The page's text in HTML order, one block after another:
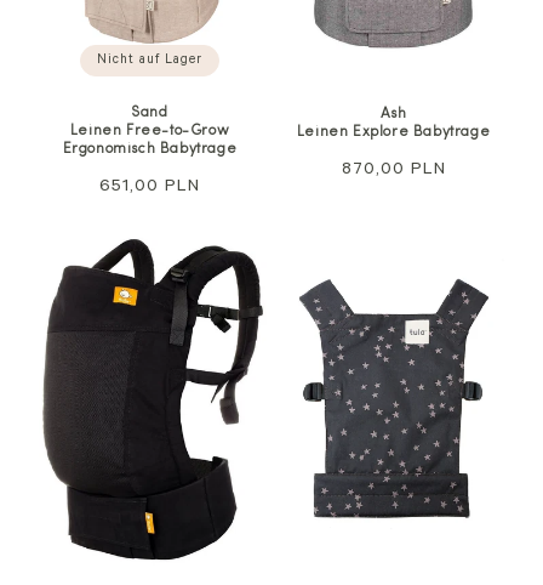
Nicht auf Lager
Sand
Leinen Free-to-Grow
Ergonomisch Babytrage
Regulärer
651,00 PLN
Ash
Leinen Explore Babytrage
Regulärer
870,00 PLN